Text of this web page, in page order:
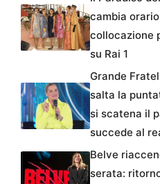
cambia
collocazione
su Rai 1
Grande
salta la
si scatena il
succede al
Belve
serata: